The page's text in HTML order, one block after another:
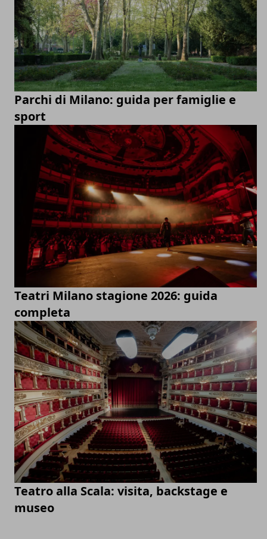
Parchi di Milano: guida per famiglie e
sport
Teatri Milano stagione 2026: guida
completa
Teatro alla Scala: visita, backstage e
museo